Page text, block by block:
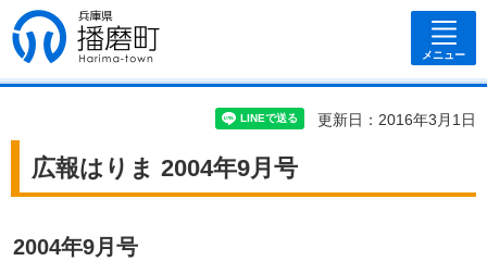
兵庫県 播磨
町
メニュー
更新日：2016年3月1日
広報はりま 2004年9月号
2004年9月号